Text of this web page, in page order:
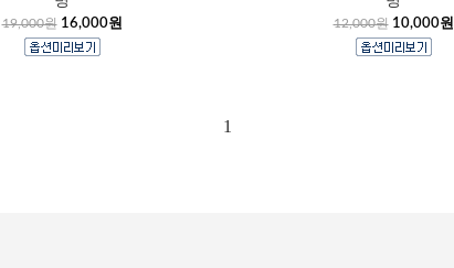
19,000원 16,000원 12,000원 10,000원
1